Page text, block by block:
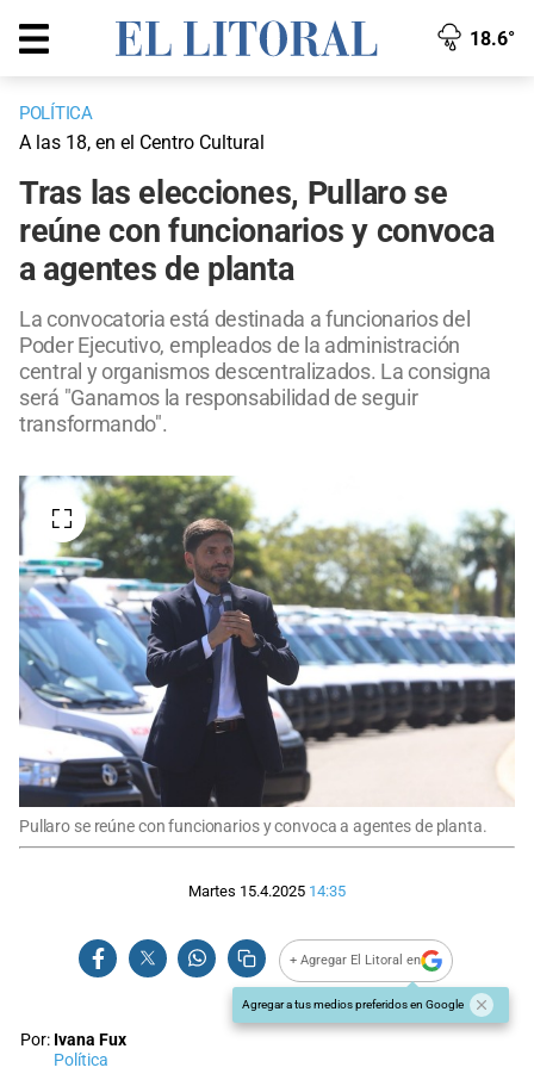
18.6°
POLÍTICA
A las 18, en el Centro Cultural
Tras las elecciones, Pullaro se
reúne con funcionarios y convoca
a agentes de planta
La convocatoria está destinada a funcionarios del
Poder Ejecutivo, empleados de la administración
central y organismos descentralizados. La consigna
será "Ganamos la responsabilidad de seguir
transformando".
Pullaro se reúne con funcionarios y convoca a agentes de planta.
Martes 15.4.2025 14:35
+ Agregar El Litoral en
Agregar a tus medios preferidos en Google
Por: Ivana Fux
Política